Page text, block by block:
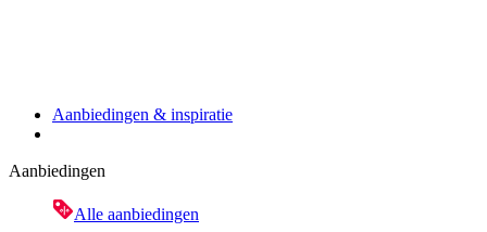
Aanbiedingen & inspiratie
Aanbiedingen
Alle aanbiedingen